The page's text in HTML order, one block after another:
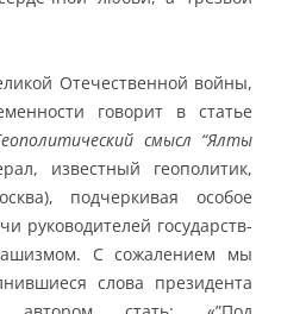
Отечественной войны,
говорит в статье
смысл “Ялты
известный геополитик,
подчеркивая особое
руководителей государств-
С сожалением мы
слова президента